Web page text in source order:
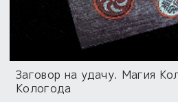
Заговор на удачу. Магия
Кологода